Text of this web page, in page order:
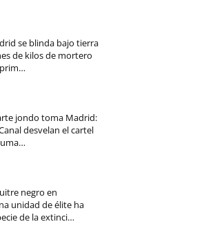
se blinda bajo tierra
de kilos de mortero
jondo toma Madrid:
desvelan el cartel
negro en
unidad de élite ha
de la extinci…